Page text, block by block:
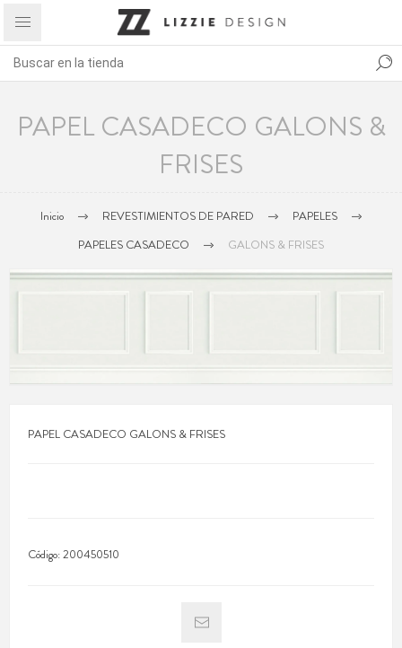
PAPEL CASADECO GALONS &
FRISES
Inicio REVESTIMIENTOS DE PARED
PAPELES
PAPELES CASADECO
GALONS & FRISES
PAPEL CASADECO GALONS & FRISES
Código:200450510